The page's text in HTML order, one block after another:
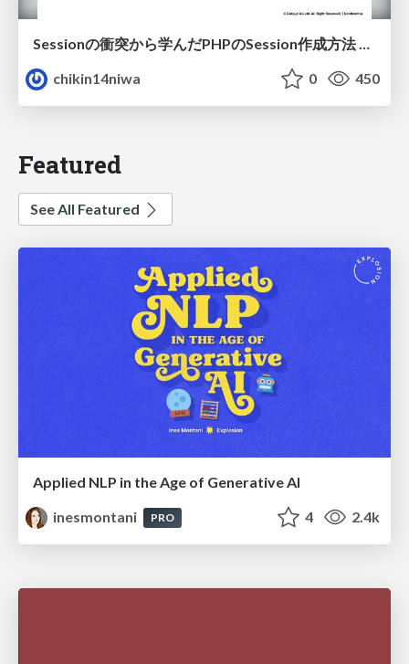
Sessionの衝突から学んだPHPのSession作成方法 @CakeJP 2023/12/13 エンジニア小話会 PHPを語り合おう
chikin14niwa
0 450
Featured
See All Featured
Applied NLP in the Age of Generative AI
inesmontani
PRO 4 2.4k